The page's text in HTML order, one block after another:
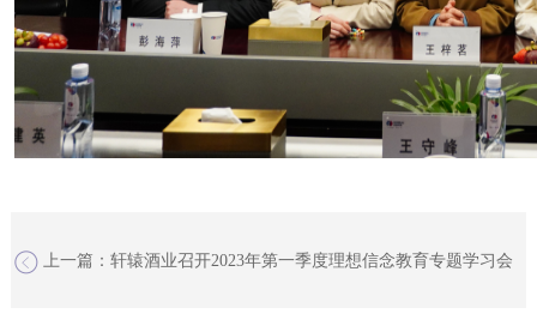
上一篇：轩辕酒业召开2023年第一季度理想信念教育专题学习会